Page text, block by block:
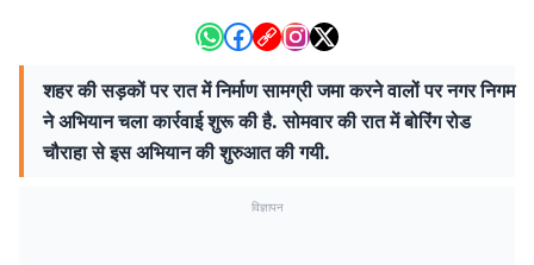
शहर की सड़कों पर रात में निर्माण सामग्री जमा करने वालों पर नगर निगम
ने अभियान चला कार्रवाई शुरू की है. सोमवार की रात में बोरिंग रोड
चौराहा से इस अभियान की शुरुआत की गयी.
विज्ञापन